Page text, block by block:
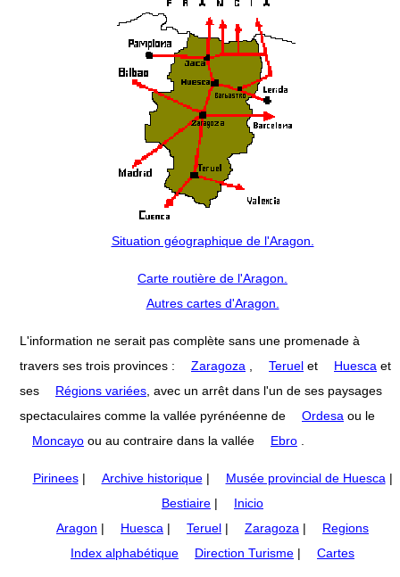
Situation géographique de l'Aragon.
Carte routière de l'Aragon.
Autres cartes d'Aragon.
L'information ne serait pas complète sans une promenade à
travers ses trois provinces :
Zaragoza Teruel et Huesca et
ses
Régions variées , avec un arrêt dans l'un de ses paysages
spectaculaires comme la vallée pyrénéenne de
Ordesa ou le
Moncayo ou au contraire dans la vallée Ebro
Pirinees| Archive historique| Musée provincial de Huesca |
Bestiaire |
Inicio
Aragon | Huesca | Teruel | Zaragoza |
Regions
Index alphabétique
Direction Turisme | Cartes